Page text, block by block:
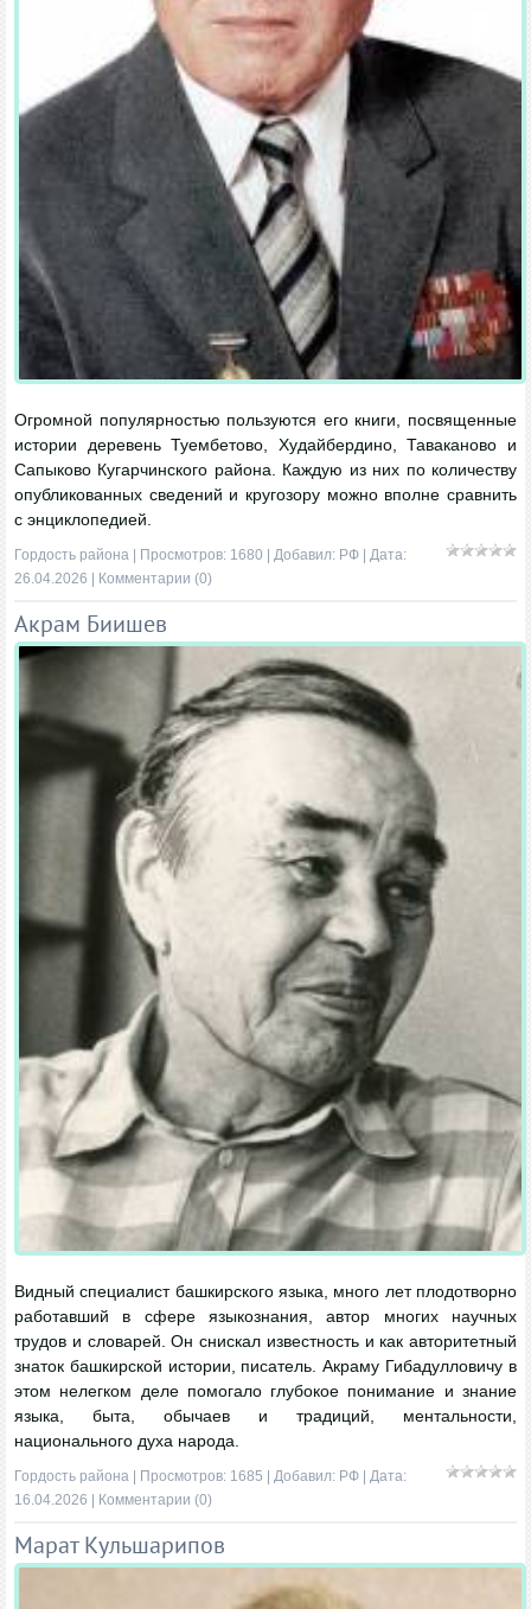
Огромной популярностью пользуются его книги, посвященные
истории деревень Туембетово, Худайбердино, Таваканово и
Сапыково Кугарчинского района. Каждую из них по количеству
опубликованных сведений и кругозору можно вполне сравнить
с энциклопедией.
Гордость района | Просмотров: 1680 | Добавил: РФ | Дата:
26.04.2026 | Комментарии (0)
Акрам Биишев
Видный специалист башкирского языка, много лет плодотворно
работавший в сфере языкознания, автор многих научных
трудов и словарей. Он снискал известность и как авторитетный
знаток башкирской истории, писатель. Акраму Гибадулловичу в
этом нелегком деле помогало глубокое понимание и знание
языка, быта, обычаев и традиций, ментальности,
национального духа народа.
Гордость района | Просмотров: 1685 | Добавил: РФ | Дата:
16.04.2026 | Комментарии (0)
Марат Кульшарипов